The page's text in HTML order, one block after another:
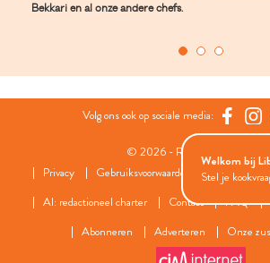
Bekkari en al onze andere chefs.
Volg ons ook op sociale media:
© 2026 - Roularta Media Group
Privacy
Gebruiksvoorwaarden Cookies
AI: redactioneel charter
Contact FAQ
Abonneren
Adverteren Onze
Welkom bij
Stel je